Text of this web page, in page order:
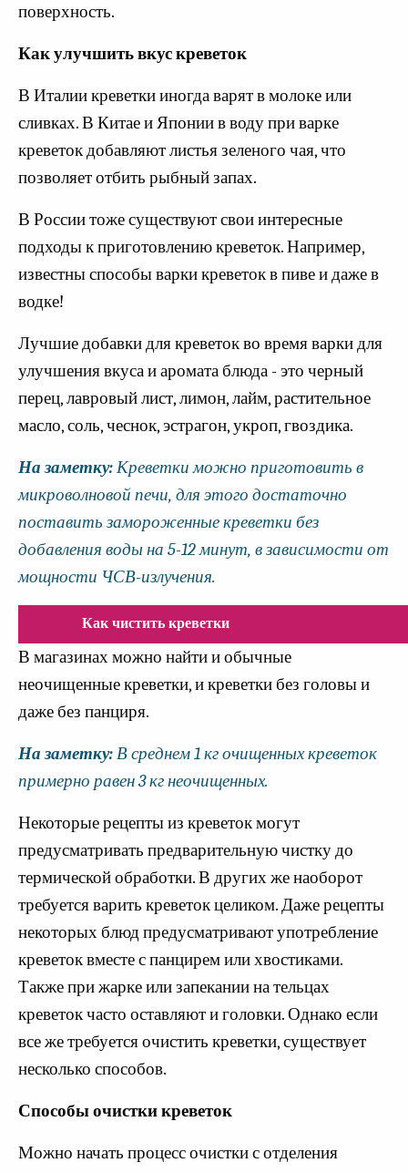
поверхность.
Как улучшить вкус креветок
В Италии креветки иногда варят в молоке или
сливках. В Китае и Японии в воду при варке
креветок добавляют листья зеленого чая, что
позволяет отбить рыбный запах.
В России тоже существуют свои интересные
подходы к приготовлению креветок. Например,
известны способы варки креветок в пиве и даже в
водке!
Лучшие добавки для креветок во время варки для
улучшения вкуса и аромата блюда - это черный
перец, лавровый лист, лимон, лайм, растительное
масло, соль, чеснок, эстрагон, укроп, гвоздика.
На заметку:Креветки можно приготовить в
микроволновой печи, для этого достаточно
поставить замороженные креветки без
добавления воды на 5-12 минут, в зависимости от
мощности ЧСВ-излучения.
Как чистить креветки
В магазинах можно найти и обычные
неочищенные креветки, и креветки без головы и
даже без панциря.
На заметку:В среднем 1 кг очищенных креветок
примерно равен 3 кг неочищенных.
Некоторые рецепты из креветок могут
предусматривать предварительную чистку до
термической обработки. В других же наоборот
требуется варить креветок целиком. Даже рецепты
некоторых блюд предусматривают употребление
креветок вместе с панцирем или хвостиками.
Также при жарке или запекании на тельцах
креветок часто оставляют и головки. Однако если
все же требуется очистить креветки, существует
несколько способов.
Способы очистки креветок
Можно начать процесс очистки с отделения